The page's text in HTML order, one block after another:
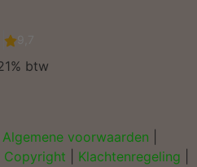
btw
Algemene voorwaarden
Copyright Klachtenregeling